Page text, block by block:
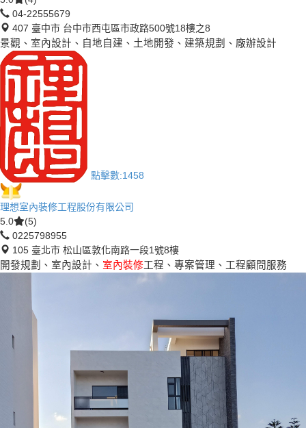
04-22555679
407 臺中市 台中市西屯區市政路500號18樓之8
景觀、室內設計、自地自建、土地開發、建築規劃、廠辦設計
點擊數:1458
理想室內裝修工程股份有限公司
5.0
(5)
0225798955
105 臺北市 松山區敦化南路一段1號8樓
開發規劃、室內設計、 室內裝修工程、專案管理、工程顧問服務